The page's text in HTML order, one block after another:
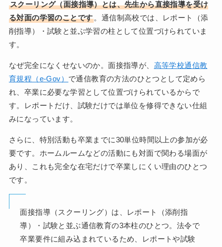
スクーリング（面接指導）とは、先生から直接指導を受け
る対面の学習のことです 。通信制高校では、レポート（添
削指導）・試験と並ぶ学習の柱として位置づけられていま
す。
なぜ完全になくせないのか。面接指導が、 高等学校通信教
育規程（e-Gov） で通信教育の方法のひとつとして定めら
れ、卒業に必要な学習として位置づけられているからで
す。レポートだけ、試験だけでは単位を修得できない仕組
みになっています。
さらに、特別活動も卒業までに30単位時間以上の参加が必
要です。ホームルームなどの活動にも対面で関わる場面が
あり、これも完全な在宅だけで卒業しにくい理由のひとつ
です。
面接指導（スクーリング）は、レポート（添削指
導）・試験と並ぶ通信教育の3本柱のひとつ。法令で
卒業要件に組み込まれているため、レポートや試験